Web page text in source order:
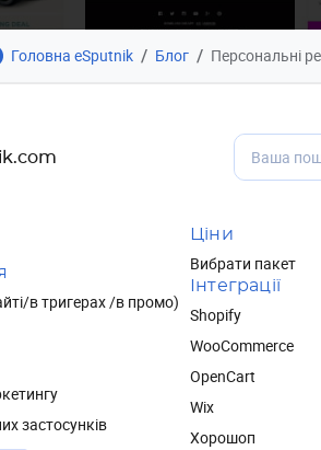
Головна eSputnik / Блог / Персональні
в тригерах /в промо)
застосунків
Ціни
Вибрати пакет
Інтеграції
Shopify
WooCommerce
OpenCart
Wix
Хорошоп